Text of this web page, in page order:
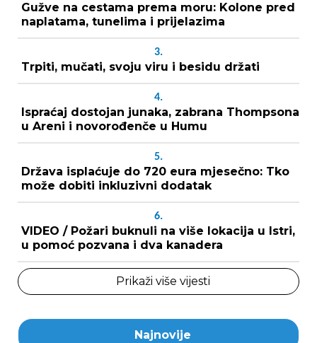
Gužve na cestama prema moru: Kolone pred
naplatama, tunelima i prijelazima
3.
Trpiti, mučati, svoju viru i besidu držati
4.
Ispraćaj dostojan junaka, zabrana Thompsona
u Areni i novorođenče u Humu
5.
Država isplaćuje do 720 eura mjesečno: Tko
može dobiti inkluzivni dodatak
6.
VIDEO / Požari buknuli na više lokacija u Istri,
u pomoć pozvana i dva kanadera
Prikaži više vijesti
Najnovije